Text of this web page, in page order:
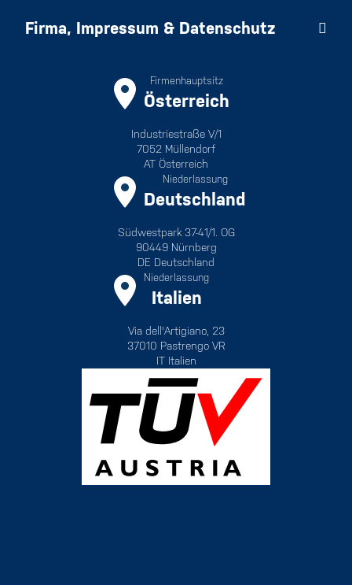
Firma, Impressum & Datenschutz
Firmenhauptsitz
Österreich
Industriestraße V/1
7052 Müllendorf
AT Österreich
Niederlassung
Deutschland
Südwestpark 37-41/1. OG
90449 Nürnberg
DE Deutschland
Niederlassung
Italien
Via dell'Artigiano, 23
37010 Pastrengo VR
IT Italien